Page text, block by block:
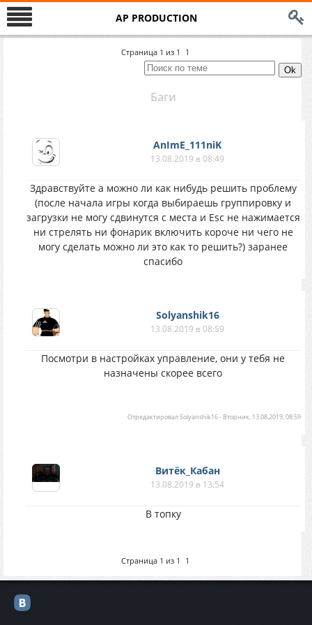
AP PRODUCTION
Страница 1 из 1 1
Баги
AnImE_111niK
13.08.2019 в 08:49
Здравствуйте а можно ли как нибудь решить проблему
(после начала игры когда выбираешь группировку и
загрузки не могу сдвинутся с места и Esc не нажимается
ни стрелять ни фонарик включить короче ни чего не
могу сделать можно ли это как то решить?) заранее
спасибо
Solyanshik16
13.08.2019 в 08:59
Посмотри в настройках управление, они у тебя не
назначены скорее всего
ОтредактировалSolyanshik16- Вторник, 13.08.2019, 08:59
Витёк_Кабан
13.08.2019 в 13:54
В топку
Страница 1 из 1 1